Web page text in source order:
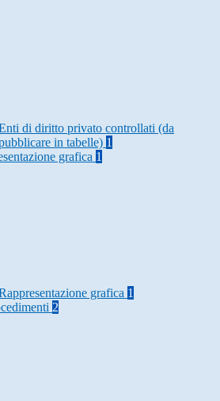
di diritto privato controllati (da
in tabelle) 1
grafica 1
grafica 1
2